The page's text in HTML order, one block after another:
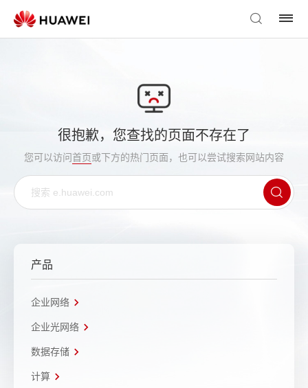
很抱歉，您查找的页面不存在了
您可以访问首页或下方的热门页面，也可以尝试搜索网站内容
产品
企业网络
企业光网络
数据存储
计算